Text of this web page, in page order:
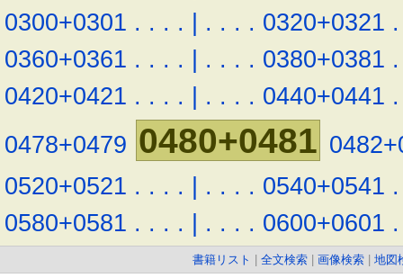
0300+0301 . . . . | . . . . 0320+0321 .
0360+0361 . . . . | . . . . 0380+0381 .
0420+0421 . . . . | . . . . 0440+0441 .
0478+0479 0480+0481
0520+0521 . . . . | . . . . 0540+0541 .
0580+0581 . . . . | . . . . 0600+0601 .
書籍リスト 全文検索 画像検索 地図